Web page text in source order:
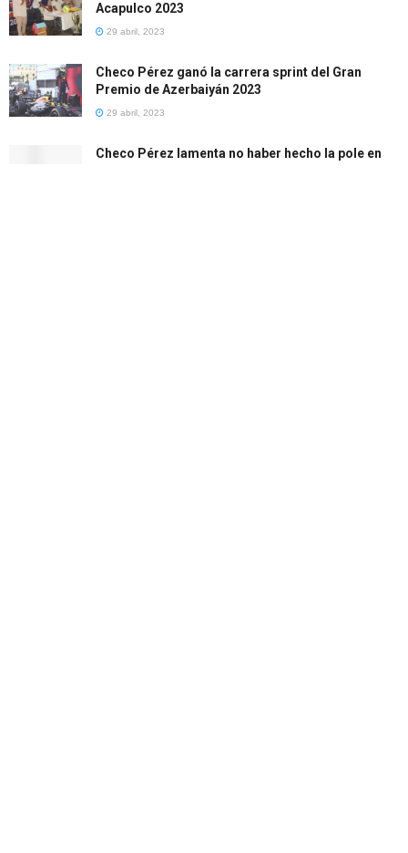
Acapulco 2023
29 abril, 2023
Checo Pérez ganó la carrera sprint del Gran
Premio de Azerbaiyán 2023
29 abril, 2023
Checo Pérez lamenta no haber hecho la pole en